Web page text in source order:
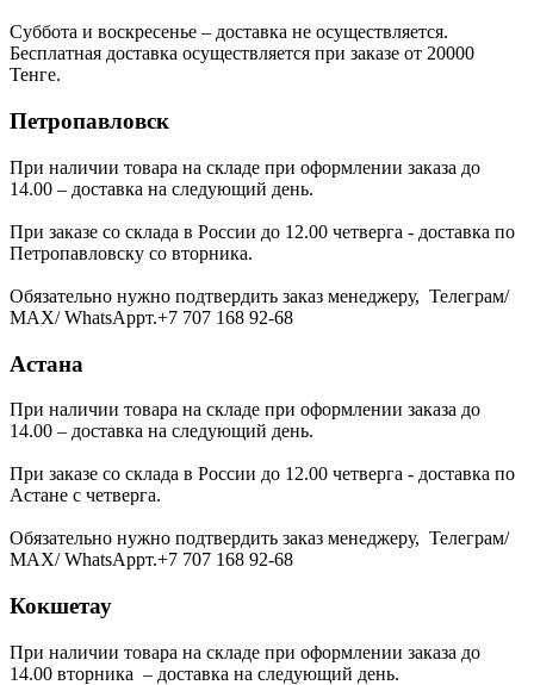
Суббота и воскресенье – доставка не осуществляется.
Бесплатная доставка осуществляется при заказе от 20000
Тенге.
Петропавловск
При наличии товара на складе при оформлении заказа до
14.00 – доставка на следующий день.
При заказе со склада в России до 12.00 четверга - доставка по
Петропавловску со вторника.
Обязательно нужно подтвердить заказ менеджеру, Телеграм/
МАХ/ WhatsAppт.+7 707 168 92-68
Астана
При наличии товара на складе при оформлении заказа до
14.00 – доставка на следующий день.
При заказе со склада в России до 12.00 четверга - доставка по
Астане с четверга.
Обязательно нужно подтвердить заказ менеджеру, Телеграм/
МАХ/ WhatsAppт.+7 707 168 92-68
Кокшетау
При наличии товара на складе при оформлении заказа до
14.00 вторника – доставка на следующий день.